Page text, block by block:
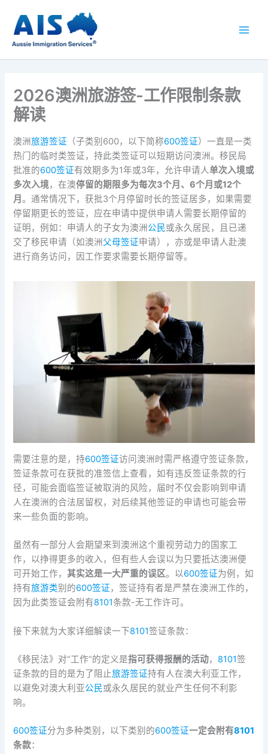
2026澳洲旅游签-工作限制条款
解读
澳洲旅游签证 （子类别600，以下简称600签证）一直是一类
热门的临时类签证，持此类签证可以短期访问澳洲。移民局
批准的600签证有效期多为1年或3年，允许申请人单次入境或
多次入境，在澳停留的期限多为每次3个月、6个月或12个
月。通常情况下，获批3个月停留时长的签证居多，如果需要
停留期更长的签证，应在申请中提供申请人需要长期停留的
证明，例如：申请人的子女为澳洲公民或永久居民，且已递
交了移民申请（如澳洲父母签证申请），亦或是申请人赴澳
进行商务访问，因工作要求需要长期停留等。
需要注意的是，持600签证访问澳洲时需严格遵守签证条款，
签证条款可在获批的准签信上查看，如有违反签证条款的行
径，可能会面临签证被取消的风险，届时不仅会影响到申请
人在澳洲的合法居留权，对后续其他签证的申请也可能会带
来一些负面的影响。
虽然有一部分人会期望来到澳洲这个重视劳动力的国家工
作，以挣得更多的收入，但有些人会误以为只要抵达澳洲便
可开始工作，其实这是一大严重的误区。以600签证为例，如
持有旅游类别的600签证，签证持有者是严禁在澳洲工作的，
因为此类签证会附有8101条款-无工作许可。
接下来就为大家详细解读一下8101签证条款：
《移民法》对“工作”的定义是指可获得报酬的活动， 8101签
证条款的目的是为了阻止旅游签证持有人在澳大利亚工作，
以避免对澳大利亚公民或永久居民的就业产生任何不利影
响。
600签证分为多种类别，以下类别的600签证一定会附有8101
条款：